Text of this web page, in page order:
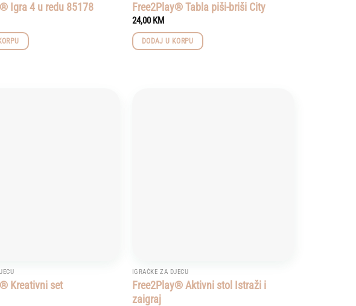
Igra 4 u redu 85178 Free2Play® Tabla piši-briši City
24,00KM
DODAJ U KORPU
Kreativni set
IGRAČKE ZA DJECU
Free2Play® Aktivni stol Istraži i
zaigraj